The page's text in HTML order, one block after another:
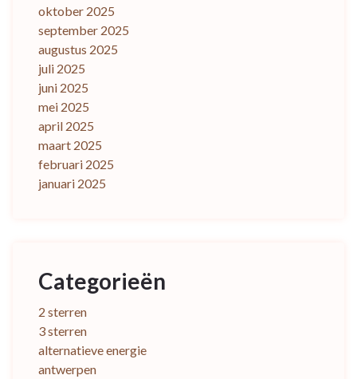
oktober 2025
september 2025
augustus 2025
juli 2025
juni 2025
mei 2025
april 2025
maart 2025
februari 2025
januari 2025
Categorieën
2 sterren
3 sterren
alternatieve energie
antwerpen